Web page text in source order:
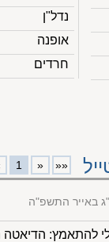
נדל"ן
אופנה
חרדים
««
«
1
באייר התשפ"ה
להתאמץ: